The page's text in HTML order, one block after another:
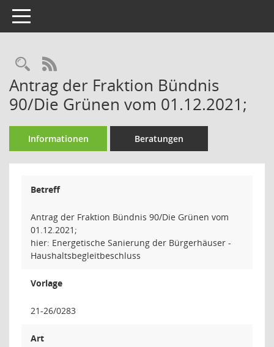
Toggle navigation
Rechercheauswahl
RSS-Feed
Antrag der Fraktion Bündnis
90/Die Grünen vom 01.12.2021;
Informationen Beratungen
Betreff
Antrag der Fraktion Bündnis 90/Die Grünen vom
01.12.2021;
hier: Energetische Sanierung der Bürgerhäuser -
Haushaltsbegleitbeschluss
Vorlage
21-26/0283
Art